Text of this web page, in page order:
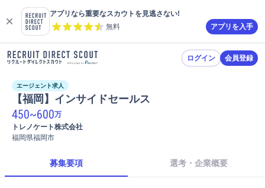
アプリなら重要なスカウトを見逃さない!
無料
アプリを入手
ログイン 会員登録
エージェント求人
【福岡】インサイドセールス
450~600万
トレノケート株式会社
福岡県福岡市
募集要項 選考・企業概要